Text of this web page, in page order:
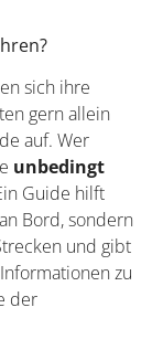
sich ihre
gern allein
auf. Wer
unbedingt
Guide hilft
Bord,
oft